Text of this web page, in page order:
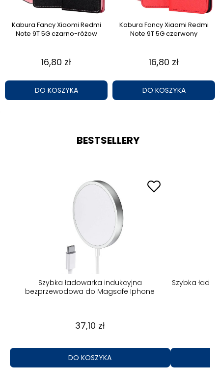
Kabura Fancy Xiaomi Redmi
Note 9T 5G czarno-różow
16,80 zł
DO KOSZYKA
Kabura Fancy Xiaomi Redmi
Note 9T 5G czerwony
16,80 zł
DO KOSZYKA
BESTSELLERY
Szybka ładowarka indukcyjna
bezprzewodowa do Magsafe Iphone
37,10 zł
DO KOSZYKA
Szybka